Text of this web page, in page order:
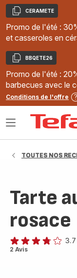
Copier
CERAMETE
Promo de l'été :
et casseroles en
Copier
BBQETE26
Promo de l'été :
barbecues avec le
Conditions de l'offre
Ouvrir
TOUTES NOS
Tarte
rosace
ratings.3.7
3.7
2 Avis